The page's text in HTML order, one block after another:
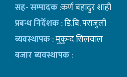
सह- सम्पादक:कर्ण बहादुर शाही
प्रबन्ध निर्देशक: डि.बि. पराजुली
ब्यवस्थापक: मुकुन्द सिलवाल
बजार ब्यवस्थापक: